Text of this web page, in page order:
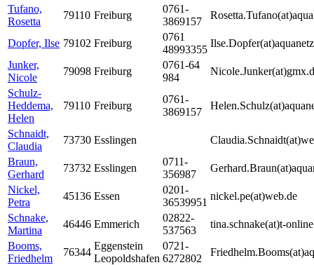
Tufano,
Rosetta
79110 Freiburg
0761-
3869157
Dopfer, Ilse 79102 Freiburg
0761
48993355
Junker,
Nicole
79098 Freiburg
0761-64
984
Schulz-
Heddema,
Helen
79110 Freiburg
0761-
3869157
Schnaidt,
Claudia
73730 Esslingen
Braun,
Gerhard
73732 Esslingen
0711-
356987
Nickel,
Petra
45136 Essen
0201-
36539951
nickel.pe(at)web.de
Schnake,
Martina
46446 Emmerich
02822-
537563
tina.schnake(at)t-
Booms,
Friedhelm
76344
Eggenstein
Leopoldshafen
0721-
6272802